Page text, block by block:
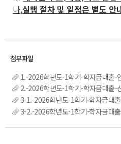
나,실행 절차 및 일정은 별도 안
1.-2026학년도-1학기-학자금대출-
2.-2026학년도-1학기-학자금대출-
3-1.-2026학년도-1학기-학자금대
3-2.-2026학년도-1학기-학자금대